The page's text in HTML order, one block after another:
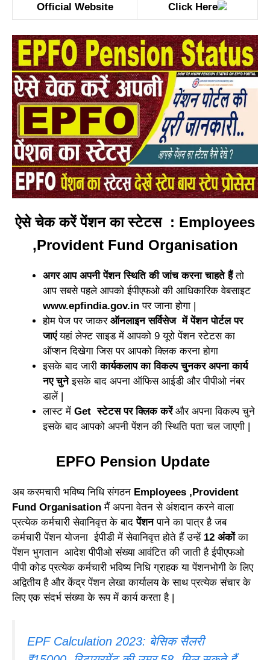
Official Website Click Here
ऐसे चेक करें पेंशन का स्टेटस : Employees
,Provident Fund Organisation
अगर आप अपनी पेंशन स्थिति की जांच करना चाहते हैंतो
आप सबसे पहले आपको ईपीएफओ की आधिकारिक वेबसाइट
www.epfindia.gov.in पर जाना होगा |
होम पेज पर जाकर ऑनलाइन सर्विसेज में पेंशन पोर्टल पर
जाएंयहां लेफ्ट साइड में आपको 9 यूरो पेंशन स्टेटस का
ऑप्शन दिखेगा जिस पर आपको क्लिक करना होगा
इसके बाद जारीकार्यकलाप का विकल्प चुनकर अपना कार्य
नए चुनेइसके बाद अपना ऑफिस आईडी और पीपीओ नंबर
डालें |
लास्ट में Get स्टेटस पर क्लिक करेंऔर अपना विकल्प चुने
इसके बाद आपको अपनी पेंशन की स्थिति पता चल जाएगी |
EPFO Pension Update
अब करमचारी भविष्य निधि संगठन Employees ,Provident
Fund Organisationमैं अपना वेतन से अंशदान करने वाला
प्रत्येक कर्मचारी सेवानिवृत्त के बादपेंशनपाने का पात्र है जब
कर्मचारी पेंशन योजना ईपीडी में सेवानिवृत्त होते हैं उन्हें 12 अंकोंका
पेंशन भुगतान आदेश पीपीओ संख्या आवंटित की जाती है ईपीएफओ
पीपी कोड प्रत्येक कर्मचारी भविष्य निधि ग्राहक या पेंशनभोगी के लिए
अद्वितीय है और केंद्र पेंशन लेखा कार्यालय के साथ प्रत्येक संचार के
लिए एक संदर्भ संख्या के रूप में कार्य करता है |
EPF Calculation 2023: बेसिक सैलरी